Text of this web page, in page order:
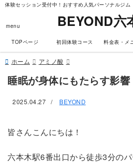
体験セッション受付中！おすすめ人気パーソナルジム
menu BEYOND六
TOPページ 初回体験コース 料金表・メ
ホーム アミノ酸
睡眠が身体にもたらす影響
2025.04.27 / BEYOND
皆さんこんにちは！
六本木駅6番出口から徒歩3分のパ